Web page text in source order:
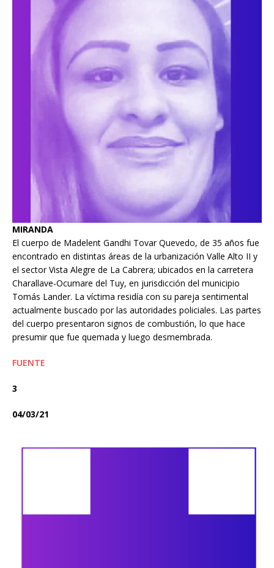
MIRANDA
El cuerpo de Madelent Gandhi Tovar Quevedo, de 35 años fue
encontrado en distintas áreas de la urbanización Valle Alto II y
el sector Vista Alegre de La Cabrera; ubicados en la carretera
Charallave-Ocumare del Tuy, en jurisdicción del municipio
Tomás Lander. La víctima residía con su pareja sentimental
actualmente buscado por las autoridades policiales. Las partes
del cuerpo presentaron signos de combustión, lo que hace
presumir que fue quemada y luego desmembrada.
FUENTE
3
04/03/21